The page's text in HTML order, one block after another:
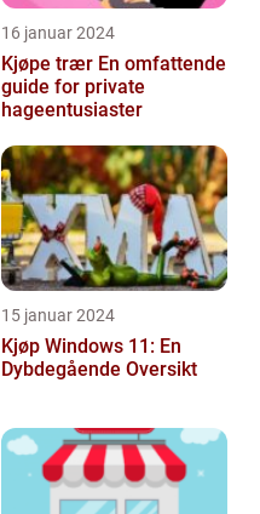
16 januar 2024
Kjøpe trær En omfattende
guide for private
hageentusiaster
15 januar 2024
Kjøp Windows 11: En
Dybdegående Oversikt